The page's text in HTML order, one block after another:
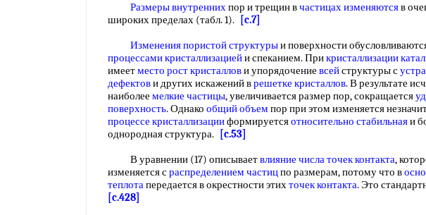
Размеры внутреннихпор и трещин вчастицах изменяютсяв
широких пределах (табл. 1).
[c.7]
Изменения пористой структурыи поверхности
процессами кристаллизациейи спеканием. Прикристаллизации
имеетместо рост кристаллови упорядочение всейструктуры с
дефектови других искажений врешетке кристаллов. В результате
наиболее мелкие частицы, увеличивается размер пор, сокращается
поверхность. Однако общий объем пор при этом изменяется
процессе кристаллизацииформируетсяотносительно стабильнаяи
однородная структура.
[c.53]
В уравнении (17) описываетвлияние числаточек контакта,
изменяется сраспределением частицпо размерам, потому что в
теплотапередается в окрестности этихточек контакта. Это
[c.428]